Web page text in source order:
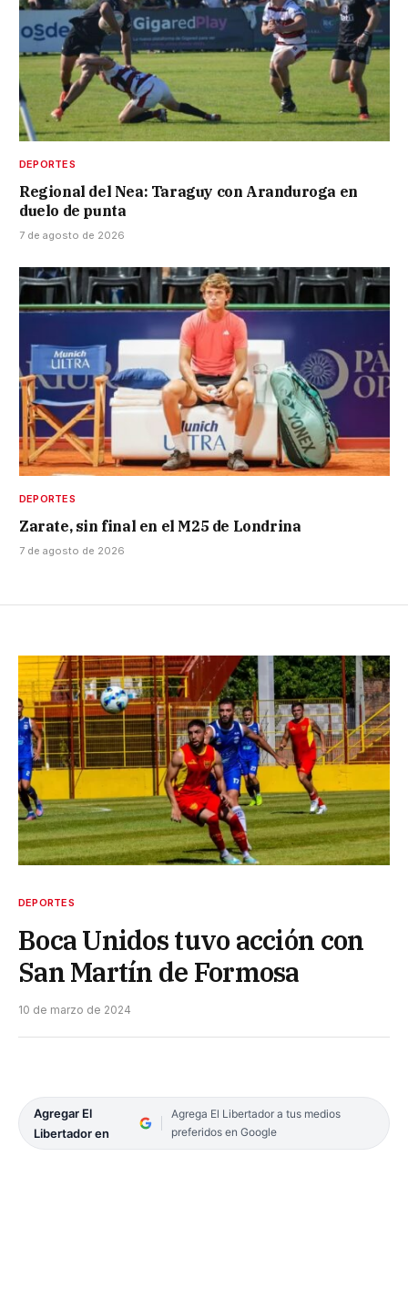
DEPORTES
Regional del Nea: Taraguy con Aranduroga en
duelo de punta
7 de agosto de 2026
DEPORTES
Zarate, sin final en el M25 de Londrina
7 de agosto de 2026
DEPORTES
Boca Unidos tuvo acción con
San Martín de Formosa
10 de marzo de 2024
Agregar El
Libertador en
Agrega El Libertador a tus medios
preferidos en Google